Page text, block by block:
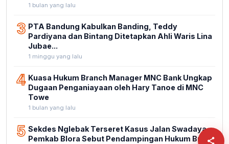
1 bulan yang lalu
3 PTA Bandung Kabulkan Banding, Teddy
Pardiyana dan Bintang Ditetapkan Ahli Waris Lina
Jubae...
1 minggu yang lalu
4 Kuasa Hukum Branch Manager MNC Bank Ungkap
Dugaan Penganiayaan oleh Hary Tanoe di MNC
Towe
1 bulan yang lalu
5 Sekdes Nglebak Terseret Kasus Jalan Swadaya,
Pemkab Blora Sebut Pendampingan Hukum Bukan